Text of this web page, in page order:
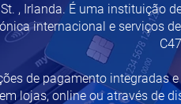
, Irlanda. É uma instituição
internacional e serviços
de pagamento integradas
lojas, online ou através de